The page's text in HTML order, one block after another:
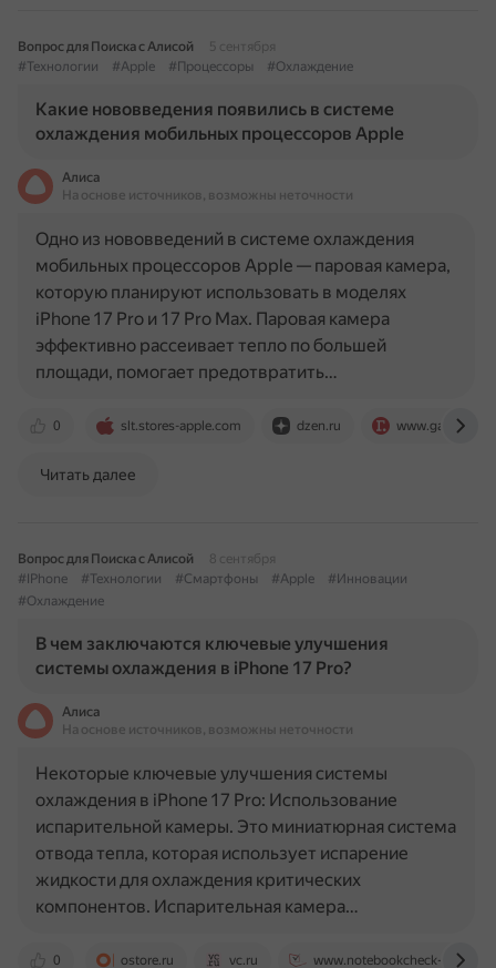
Вопрос для Поиска с Алисой
5 сентября
#Технологии
#Apple #Процессоры #Охлаждение
Какие нововведения появились в системе
охлаждения мобильных процессоров Apple
Алиса
На основе источников, возможны неточности
0 slt.stores-apple.com dzen.ru www.gazeta.ru
Одно из нововведений в системе охлаждения
мобильных процессоров Apple — паровая камера,
которую планируют использовать в моделях
iPhone 17 Pro и 17 Pro Max. Паровая камера
эффективно рассеивает тепло по большей
площади, помогает предотвратить…
Читать далее
Вопрос для Поиска с Алисой
8 сентября
#IPhone
#Технологии #Смартфоны #Apple
#Инновации
#Охлаждение
В чем заключаются ключевые улучшения
системы охлаждения в iPhone 17 Pro?
Алиса
На основе источников, возможны неточности
0 ostore.ru vc.ru www.notebookcheck-ru.com
Некоторые ключевые улучшения системы
охлаждения в iPhone 17 Pro: Использование
испарительной камеры. Это миниатюрная система
отвода тепла, которая использует испарение
жидкости для охлаждения критических
компонентов. Испарительная камера…